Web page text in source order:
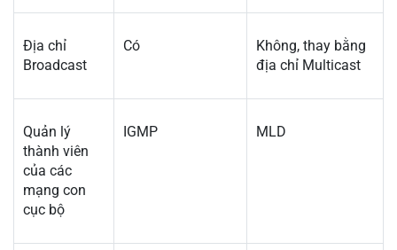
Địa chỉ
Broadcast
Có
Không, thay bằng
địa chỉ Multicast
Quản lý
thành viên
của các
mạng con
cục bộ
IGMP MLD